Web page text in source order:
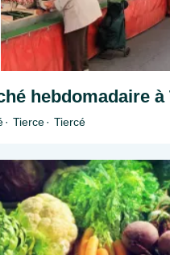
hebdomadaire à
Tierce Tiercé